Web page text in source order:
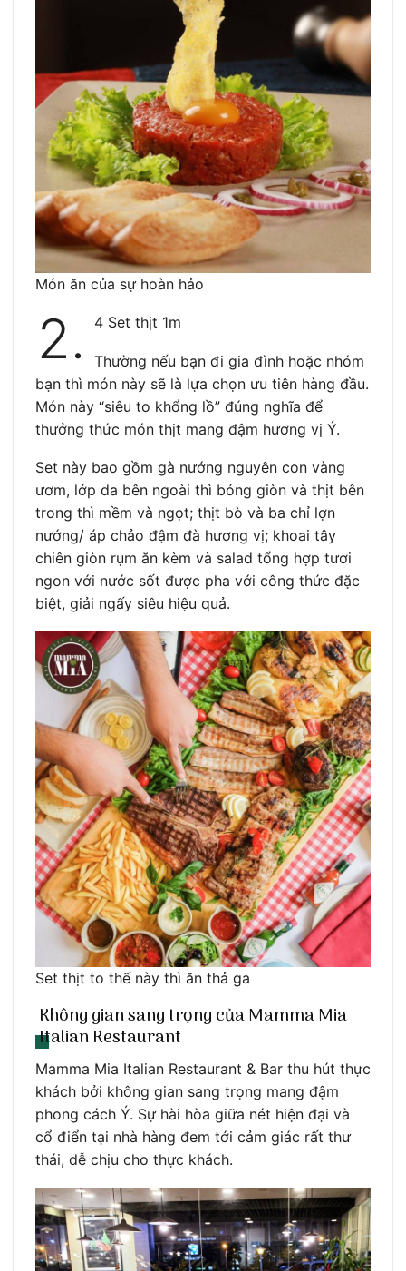
Món ăn của sự hoàn hảo
2. 4 Set thịt 1m
Thường nếu bạn đi gia đình hoặc nhóm
bạn thì món này sẽ là lựa chọn ưu tiên hàng đầu.
Món này “siêu to khổng lồ” đúng nghĩa để
thưởng thức món thịt mang đậm hương vị Ý.
Set này bao gồm gà nướng nguyên con vàng
ươm, lớp da bên ngoài thì bóng giòn và thịt bên
trong thì mềm và ngọt; thịt bò và ba chỉ lợn
nướng/ áp chảo đậm đà hương vị; khoai tây
chiên giòn rụm ăn kèm và salad tổng hợp tươi
ngon với nước sốt được pha với công thức đặc
biệt, giải ngấy siêu hiệu quả.
Set thịt to thế này thì ăn thả ga
Không gian sang trọng của Mamma Mia
Italian Restaurant
Mamma Mia Italian Restaurant & Bar thu hút thực
khách bởi không gian sang trọng mang đậm
phong cách Ý. Sự hài hòa giữa nét hiện đại và
cổ điển tại nhà hàng đem tới cảm giác rất thư
thái, dễ chịu cho thực khách.